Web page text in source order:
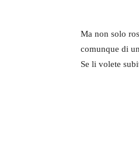
Ma non solo
comunque di
Se li volete